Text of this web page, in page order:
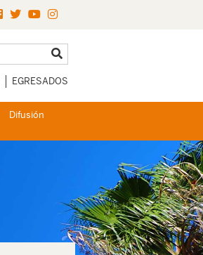
EGRESADOS
Difusión